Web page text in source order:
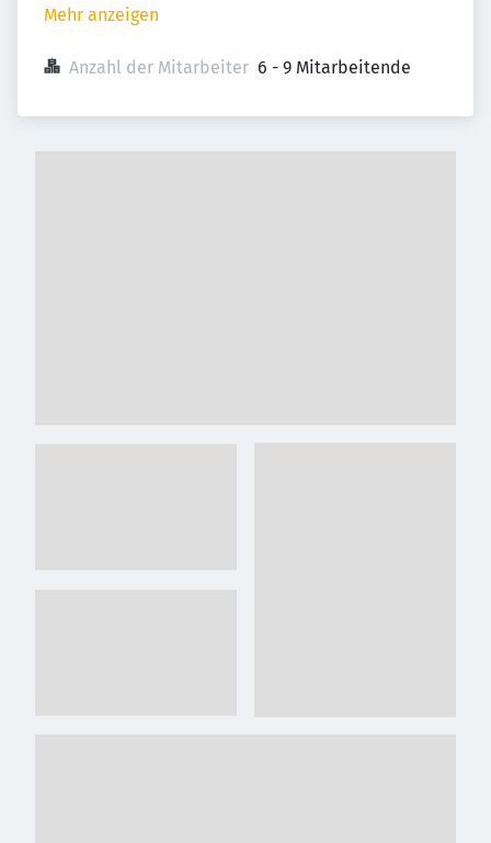
Mehr anzeigen
Anzahl der Mitarbeiter 6 - 9 Mitarbeitende